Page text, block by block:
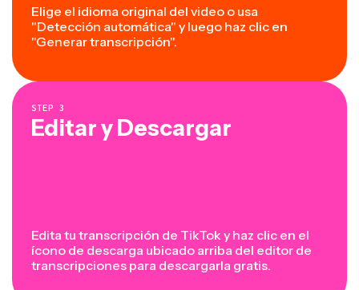
Elige el idioma original del video o usa
"Detección automática" y luego haz clic en
"Generar transcripción".
STEP 3
Editar y Descargar
Edita tu transcripción de TikTok y haz clic en el
ícono de descarga ubicado arriba del editor de
transcripciones para descargarla gratis.